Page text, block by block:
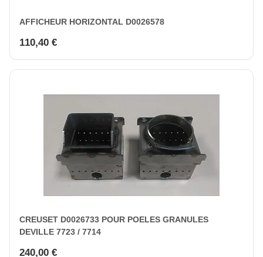
AFFICHEUR HORIZONTAL D0026578
110,40 €
CREUSET D0026733 POUR POELES GRANULES
DEVILLE 7723 / 7714
240,00 €